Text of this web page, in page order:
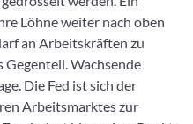
Löhne weiter nach oben
an Arbeitskräften zu
Gegenteil. Wachsende
Die Fed ist sich der
Arbeitsmarktes zur